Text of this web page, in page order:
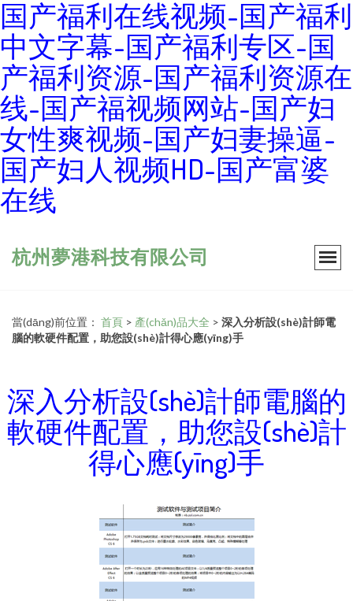
国产福利在线视频-国产福利
中文字幕-国产福利专区-国
产福利资源-国产福利资源在
线-国产福视频网站-国产妇
女性爽视频-国产妇妻操逼-
国产妇人视频HD-国产富婆
在线
杭州夢港科技有限公司
當(dāng)前位置： 首頁 > 產(chǎn)品大全 > 深入分析設(shè)計師電
腦的軟硬件配置，助您設(shè)計得心應(yīng)手
深入分析設(shè)計師電腦的
軟硬件配置，助您設(shè)計
得心應(yīng)手